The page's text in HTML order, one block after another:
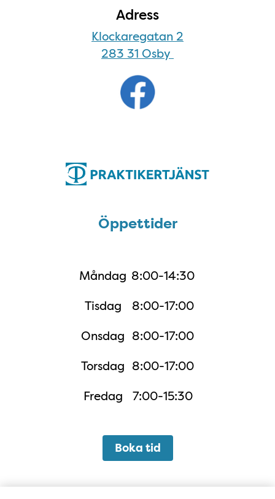
Adress
Klockaregatan 2
283 31 Osby
Öppettider
Måndag 8:00-14:30
Tisdag
8:00-17:00
Onsdag 8:00-17:00
Torsdag 8:00-17:00
Fredag
7:00-15:30
Boka tid
Karta